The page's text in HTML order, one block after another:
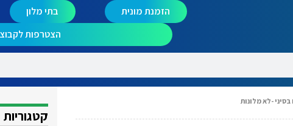
הזמנת מונית בתי מלון
הצטרפות
-לא מלונות
קטגוריות